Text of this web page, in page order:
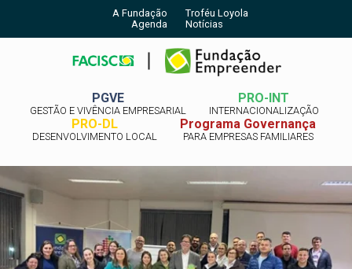
A Fundação
Troféu Loyola
Agenda
Notícias
PGVE
GESTÃO E VIVÊNCIA EMPRESARIAL
PRO-INT
INTERNACIONALIZAÇÃO
PRO-DL
DESENVOLVIMENTO LOCAL
Programa Governança
PARA EMPRESAS FAMILIARES